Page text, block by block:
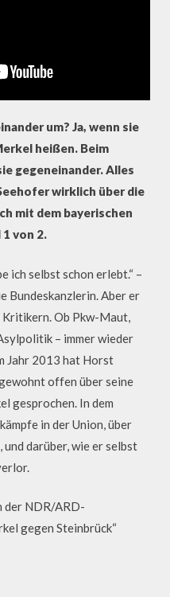
um? Ja, wenn sie
heißen. Beim
gegeneinander. Alles
wirklich über die
mit dem bayerischen
von 2.
ich selbst schon erlebt.“ –
Bundeskanzlerin. Aber er
Ob Pkw-Maut,
– immer wieder
Jahr 2013 hat Horst
offen über seine
gesprochen. In dem
in der Union, über
darüber, wie er selbst
der NDR/ARD-
gegen Steinbrück“